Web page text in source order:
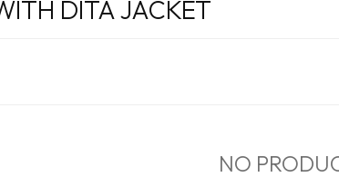
DITA JACKET
NO